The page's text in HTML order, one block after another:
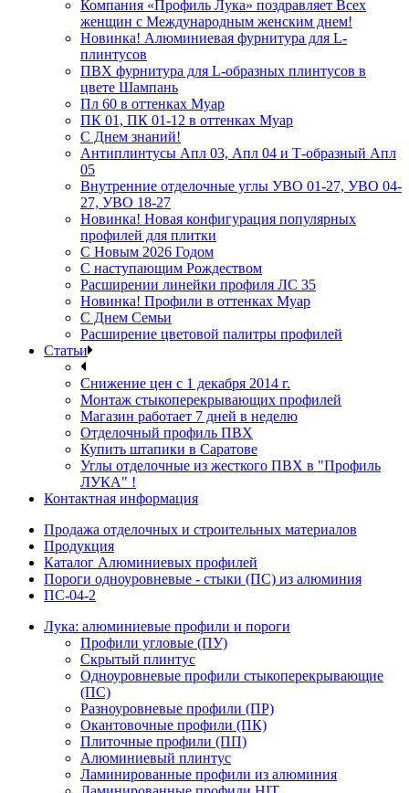
Компания «Профиль Лука» поздравляет Всех
женщин с Международным женским днем!
Новинка! Алюминиевая фурнитура для L-
плинтусов
ПВХ фурнитура для L-образных плинтусов в
цвете Шампань
Пл 60 в оттенках Муар
ПК 01, ПК 01-12 в оттенках Муар
С Днем знаний!
Антиплинтусы Апл 03, Апл 04 и Т-образный Апл
05
Внутренние отделочные углы УВО 01-27, УВО 04-
27, УВО 18-27
Новинка! Новая конфигурация популярных
профилей для плитки
С Новым 2026 Годом
С наступающим Рождеством
Расширении линейки профиля ЛС 35
Новинка! Профили в оттенках Муар
С Днем Семьи
Расширение цветовой палитры профилей
Статьи
Снижение цен с 1 декабря 2014 г.
Монтаж стыкоперекрывающих профилей
Магазин работает 7 дней в неделю
Отделочный профиль ПВХ
Купить штапики в Саратове
Углы отделочные из жесткого ПВХ в "Профиль
ЛУКА" !
Контактная информация
Продажа отделочных и строительных материалов
Продукция
Каталог Алюминиевых профилей
Пороги одноуровневые - стыки (ПС) из алюминия
ПС-04-2
Лука: алюминиевые профили и пороги
Профили угловые (ПУ)
Скрытый плинтус
Одноуровневые профили стыкоперекрывающие
(ПС)
Разноуровневые профили (ПР)
Окантовочные профили (ПК)
Плиточные профили (ПП)
Алюминиевый плинтус
Ламинированные профили из алюминия